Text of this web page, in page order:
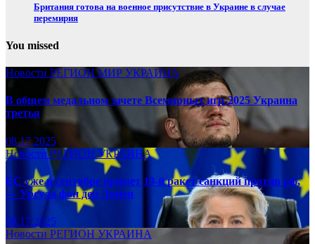
Британия готова на военное присутствие в Украине в случае
перемирия
You missed
Новости РЕГИОНМИР УКРАИНА
В общем медальном зачете Всемирных игр-2025 Украина
третья
08.17.2025
НовостиРЕГИОНУКРАИНА
ЕС уже в сентябре примет 19-й ракет санкций против рф,
— Урсула фон дер Ляйен
08.17.2025
Новости РЕГИОН УКРАИНА